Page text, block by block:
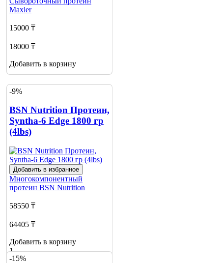
Maxler
15000 ₸
18000 ₸
Добавить в корзину
-9%
BSN Nutrition Протеин,
Syntha-6 Edge 1800 гр
(4lbs)
Добавить в избранное
Многокомпонентный
протеин BSN Nutrition
58550 ₸
64405 ₸
Добавить в корзину
1
-15%